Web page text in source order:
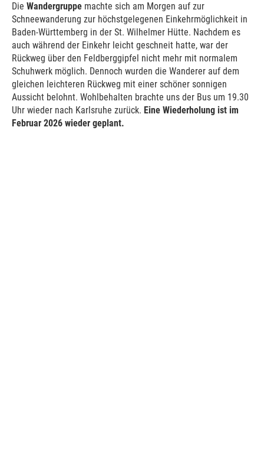
Die Wandergruppe machte sich am Morgen auf zur
Schneewanderung zur höchstgelegenen Einkehrmöglichkeit in
Baden-Württemberg in der St. Wilhelmer Hütte. Nachdem es
auch während der Einkehr leicht geschneit hatte, war der
Rückweg über den Feldberggipfel nicht mehr mit normalem
Schuhwerk möglich. Dennoch wurden die Wanderer auf dem
gleichen leichteren Rückweg mit einer schöner sonnigen
Aussicht belohnt. Wohlbehalten brachte uns der Bus um 19.30
Uhr wieder nach Karlsruhe zurück. Eine Wiederholung ist im
Februar 2026 wieder geplant.